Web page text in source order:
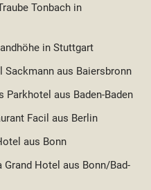
Tonbach in
in Stuttgart
aus Baiersbronn
Parkhotel aus Baden-Baden
Facil aus Berlin
aus Bonn
Hotel aus Bonn/Bad-